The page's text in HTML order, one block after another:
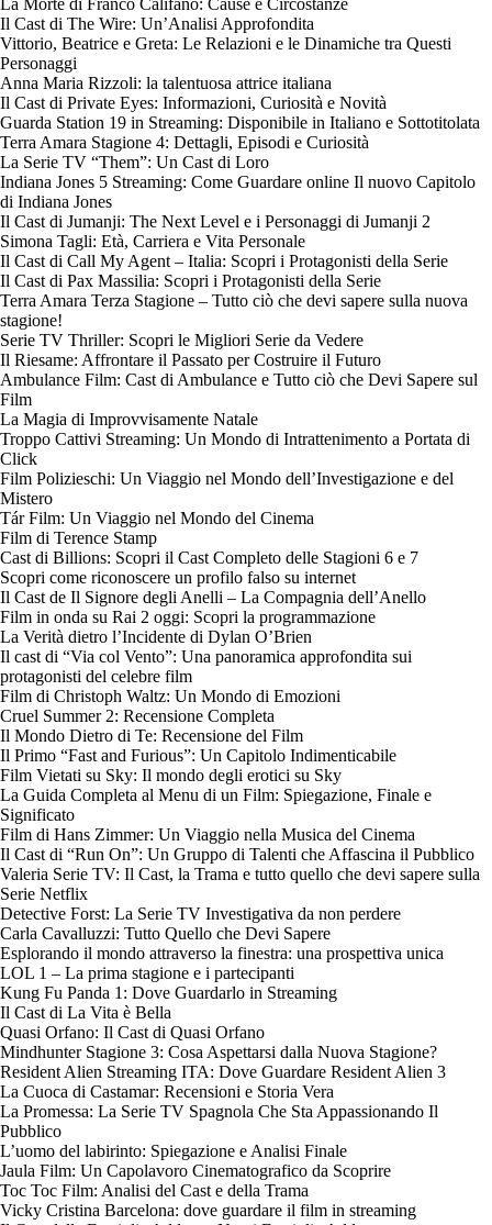
Il Cast di The Wire: Un’Analisi Approfondita
Vittorio, Beatrice e Greta: Le Relazioni e le Dinamiche tra Questi
Personaggi
Anna Maria Rizzoli: la talentuosa attrice italiana
Il Cast di Private Eyes: Informazioni, Curiosità e Novità
Guarda Station 19 in Streaming: Disponibile in Italiano e Sottotitolata
Terra Amara Stagione 4: Dettagli, Episodi e Curiosità
La Serie TV “Them”: Un Cast di Loro
Indiana Jones 5 Streaming: Come Guardare online Il nuovo Capitolo
di Indiana Jones
Il Cast di Jumanji: The Next Level e i Personaggi di Jumanji 2
Simona Tagli: Età, Carriera e Vita Personale
Il Cast di Call My Agent – Italia: Scopri i Protagonisti della Serie
Il Cast di Pax Massilia: Scopri i Protagonisti della Serie
Terra Amara Terza Stagione – Tutto ciò che devi sapere sulla nuova
stagione!
Serie TV Thriller: Scopri le Migliori Serie da Vedere
Il Riesame: Affrontare il Passato per Costruire il Futuro
Ambulance Film: Cast di Ambulance e Tutto ciò che Devi Sapere sul
Film
La Magia di Improvvisamente Natale
Troppo Cattivi Streaming: Un Mondo di Intrattenimento a Portata di
Click
Film Polizieschi: Un Viaggio nel Mondo dell’Investigazione e del
Mistero
Tár Film: Un Viaggio nel Mondo del Cinema
Film di Terence Stamp
Cast di Billions: Scopri il Cast Completo delle Stagioni 6 e 7
Scopri come riconoscere un profilo falso su internet
Il Cast de Il Signore degli Anelli – La Compagnia dell’Anello
Film in onda su Rai 2 oggi: Scopri la programmazione
La Verità dietro l’Incidente di Dylan O’Brien
Il cast di “Via col Vento”: Una panoramica approfondita sui
protagonisti del celebre film
Film di Christoph Waltz: Un Mondo di Emozioni
Cruel Summer 2: Recensione Completa
Il Mondo Dietro di Te: Recensione del Film
Il Primo “Fast and Furious”: Un Capitolo Indimenticabile
Film Vietati su Sky: Il mondo degli erotici su Sky
La Guida Completa al Menu di un Film: Spiegazione, Finale e
Significato
Film di Hans Zimmer: Un Viaggio nella Musica del Cinema
Il Cast di “Run On”: Un Gruppo di Talenti che Affascina il Pubblico
Valeria Serie TV: Il Cast, la Trama e tutto quello che devi sapere sulla
Serie Netflix
Detective Forst: La Serie TV Investigativa da non perdere
Carla Cavalluzzi: Tutto Quello che Devi Sapere
Esplorando il mondo attraverso la finestra: una prospettiva unica
LOL 1 – La prima stagione e i partecipanti
Kung Fu Panda 1: Dove Guardarlo in Streaming
Il Cast di La Vita è Bella
Quasi Orfano: Il Cast di Quasi Orfano
Mindhunter Stagione 3: Cosa Aspettarsi dalla Nuova Stagione?
Resident Alien Streaming ITA: Dove Guardare Resident Alien 3
La Cuoca di Castamar: Recensioni e Storia Vera
La Promessa: La Serie TV Spagnola Che Sta Appassionando Il
Pubblico
L’uomo del labirinto: Spiegazione e Analisi Finale
Jaula Film: Un Capolavoro Cinematografico da Scoprire
Toc Toc Film: Analisi del Cast e della Trama
Vicky Cristina Barcelona: dove guardare il film in streaming